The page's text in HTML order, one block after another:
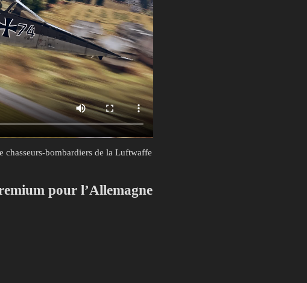
chasseurs-bombardiers de la Luftwaffe
pour l’Allemagne